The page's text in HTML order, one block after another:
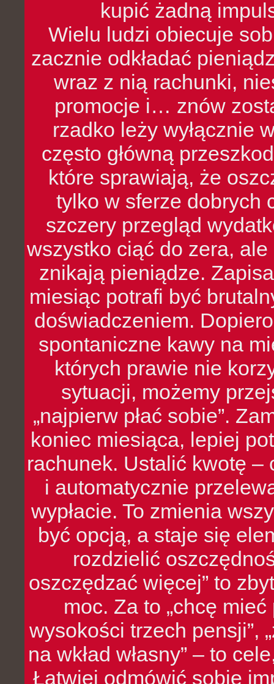
kupić żadną
Wielu ludzi obiecuje
zacznie odkładać
wraz z nią rachunki,
promocje i… znów
rzadko leży wyłącznie
często główną
które sprawiają, że
tylko w sferze dobrych
szczery przegląd
wszystko ciąć do zera,
znikają pieniądze.
miesiąc potrafi być
doświadczeniem.
spontaniczne kawy na
których prawie nie
sytuacji, możemy
„najpierw płać sobie”.
koniec miesiąca, lepiej
rachunek. Ustalić kwotę
i automatycznie
wypłacie. To zmienia
być opcją, a staje się
rozdzielić
oszczędzać więcej” to
moc. Za to „chcę
wysokości trzech pensji”,
na wkład własny” – to
Łatwiej odmówić sobie